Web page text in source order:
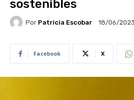
sostenibles
Por Patricia Escobar 18/06/2023
Facebook X